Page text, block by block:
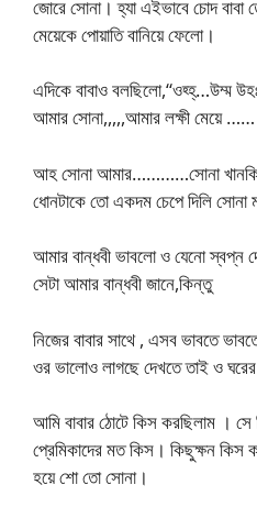
জোরে সোনা। হ্যা এইভাবে চোদ বাবা
মেয়েকে পোয়াতি বানিয়ে ফেলো।
এদিকে বাবাও
আমার সোনা,,,,,আমার লক্ষী মেয়ে
আহ সোনা আমার…………সোনা
ধোনটাকে তো একদম চেপে দিলি সোনা
আমার বান্ধবী ভাবলো ও যেনো
সেটা আমার বান্ধবী জানে,কিন্তু
নিজের বাবার সাথে , এসব ভাবতে
ওর ভালোও লাগছে দেখতে তাই ও
আমি বাবার ঠোটে কিস করছিলাম ।
প্রেমিকাদের মত কিস। কিছুক্ষন কিস
হয়ে শো তো সোনা।